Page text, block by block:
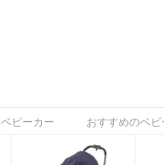
ベビーカー おすすめのベビ